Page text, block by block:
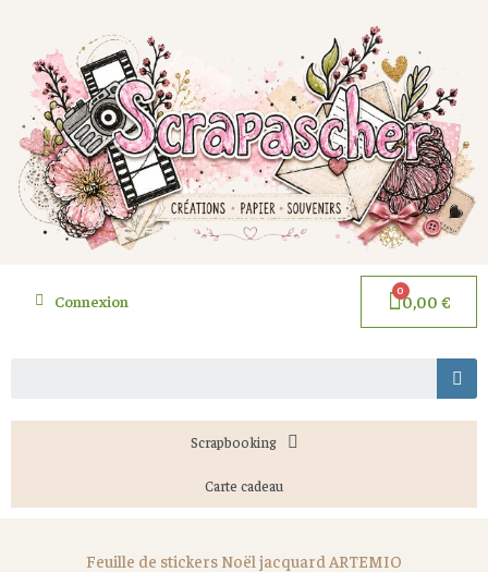
Connexion 0,00 €
Scrapbooking
Carte cadeau
Feuille de stickers Noël jacquard ARTEMIO